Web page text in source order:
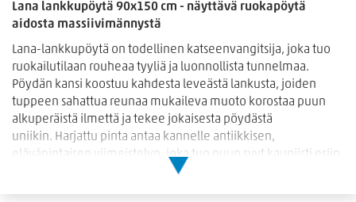
Lana lankkupöytä 90x150 cm - näyttävä ruokapöytä
aidosta massiivimännystä
Lana-lankkupöytä on todellinen katseenvangitsija, joka tuo
ruokailutilaan rouheaa tyyliä ja luonnollista tunnelmaa.
Pöydän kansi koostuu kahdesta leveästä lankusta, joiden
tuppeen sahattua reunaa mukaileva muoto korostaa puun
alkuperäistä ilmettä ja tekee jokaisesta pöydästä
uniikin. Harjattu pinta antaa kannelle antiikkisen,
eläväpintaisen viimeistelyn, joka tuo puun syyt kauniisti esiin.
Materiaalina käytetty massiivimänty on sekä tukeva että